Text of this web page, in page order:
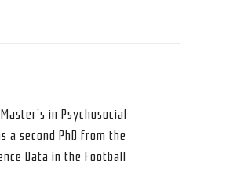
in Psychosocial
a second PhD from the
Data in the Football